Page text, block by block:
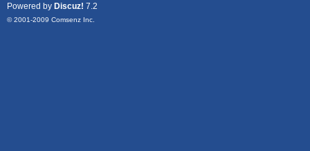
Powered by Discuz! 7.2
© 2001-2009 Comsenz Inc.